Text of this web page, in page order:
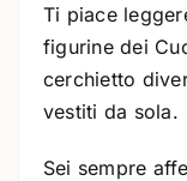
Ti piace
figurine dei
cerchietto
vestiti da sola.
Sei sempre